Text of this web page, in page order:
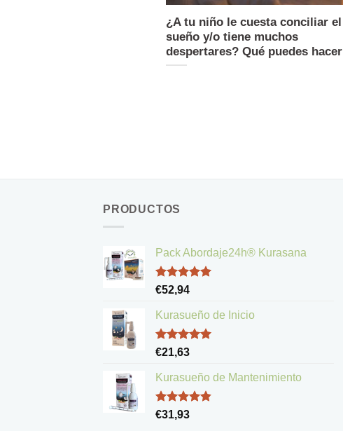
¿A tu niño le cuesta conciliar el
sueño y/o tiene muchos
despertares? Qué puedes hacer
PRODUCTOS
Pack Abordaje24h® Kurasana
Valorado
de 5
€52,94
Kurasueño de Inicio
Valorado
de 5
€21,63
Kurasueño de Mantenimiento
Valorado
€31,93